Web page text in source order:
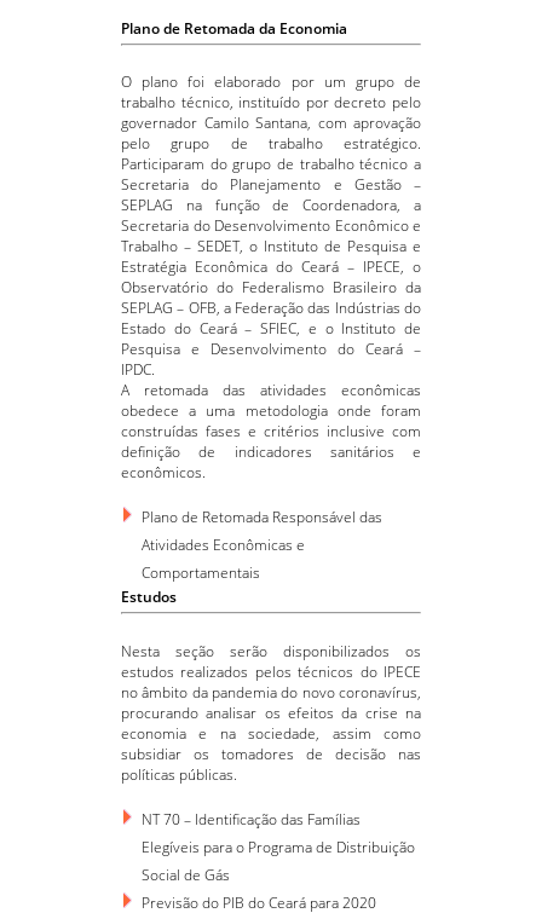
Plano de Retomada da Economia
O plano foi elaborado por um grupo de
trabalho técnico, instituído por decreto pelo
governador Camilo Santana, com aprovação
pelo grupo de trabalho estratégico.
Participaram do grupo de trabalho técnico a
Secretaria do Planejamento e Gestão –
SEPLAG na função de Coordenadora, a
Secretaria do Desenvolvimento Econômico e
Trabalho – SEDET, o Instituto de Pesquisa e
Estratégia Econômica do Ceará – IPECE, o
Observatório do Federalismo Brasileiro da
SEPLAG – OFB, a Federação das Indústrias do
Estado do Ceará – SFIEC, e o Instituto de
Pesquisa e Desenvolvimento do Ceará –
IPDC.
A retomada das atividades econômicas
obedece a uma metodologia onde foram
construídas fases e critérios inclusive com
definição de indicadores sanitários e
econômicos.
Plano de Retomada Responsável das
Atividades Econômicas e
Comportamentais
Estudos
Nesta seção serão disponibilizados os
estudos realizados pelos técnicos do IPECE
no âmbito da pandemia do novo coronavírus,
procurando analisar os efeitos da crise na
economia e na sociedade, assim como
subsidiar os tomadores de decisão nas
políticas públicas.
NT 70 – Identificação das Famílias
Elegíveis para o Programa de Distribuição
Social de Gás
Previsão do PIB do Ceará para 2020